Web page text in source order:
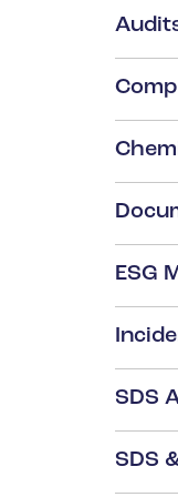
ESG
SDS
SDS